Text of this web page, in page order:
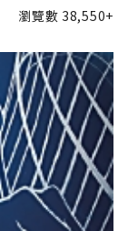
瀏覽數 38,550+